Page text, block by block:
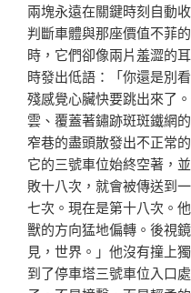
兩塊永遠在關鍵時刻自動
判斷車體與那座價值不菲
時，它們卻像兩片羞澀的
時發出低語：「你還是別
殘感覺心臟快要跳出來了
雲、覆蓋著鏽跡斑斑鐵網
窄巷的盡頭散發出不正常
它的三號車位始終空著，
敗十八次，就會被傳送到
七次。現在是第十八次。
獸的方向猛地偏轉。後視
見，世界。」他沒有撞上
到了停車塔三號車位入口